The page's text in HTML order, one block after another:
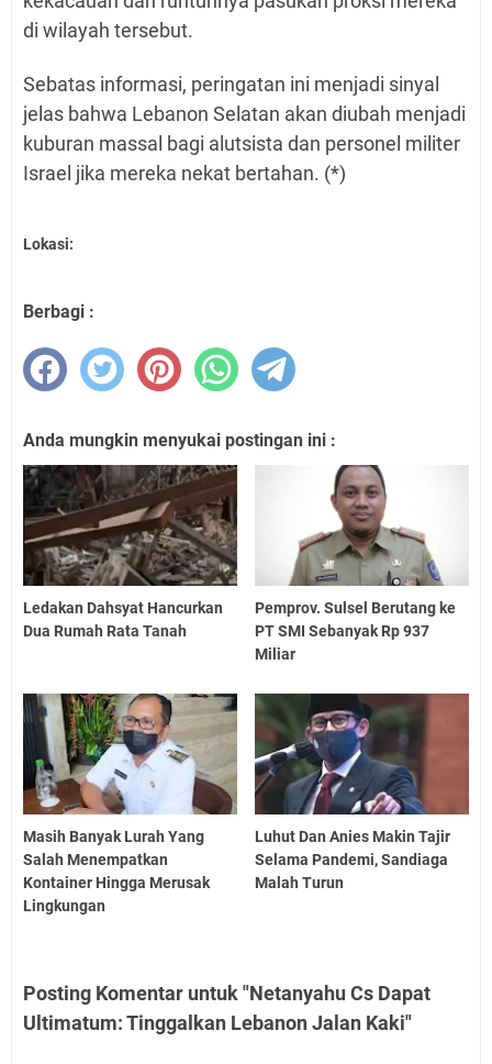
di wilayah tersebut.
Sebatas informasi, peringatan ini menjadi sinyal
jelas bahwa Lebanon Selatan akan diubah menjadi
kuburan massal bagi alutsista dan personel militer
Israel jika mereka nekat bertahan. (*)
Lokasi:
Berbagi :
Anda mungkin menyukai postingan ini :
Ledakan Dahsyat Hancurkan
Dua Rumah Rata Tanah
Pemprov. Sulsel Berutang ke
PT SMI Sebanyak Rp 937
Miliar
Masih Banyak Lurah Yang
Salah Menempatkan
Kontainer Hingga Merusak
Lingkungan
Luhut Dan Anies Makin Tajir
Selama Pandemi, Sandiaga
Malah Turun
Posting Komentar untuk "Netanyahu Cs Dapat
Ultimatum: Tinggalkan Lebanon Jalan Kaki"